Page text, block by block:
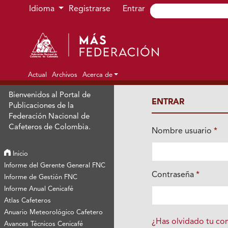
Ir al menú de navegación principal
Ir al contenido principal
Ir al pie de página del sitio
Idioma Registrarse Entrar
Actual Archivos Acerca de
Bienvenidos al Portal de
Publicaciones de la
Federación Nacional de
Cafeteros de Colombia.
Inicio
Informe del Gerente General FNC
Informe de Gestión FNC
Informe Anual Cenicafé
Atlas Cafeteros
Anuario Meteorológico Cafetero
Avances Técnicos Cenicafé
ENTRAR
Nombre usuario*
Obligatorio
Contraseña*
Obligatorio
¿Has olvidado tu